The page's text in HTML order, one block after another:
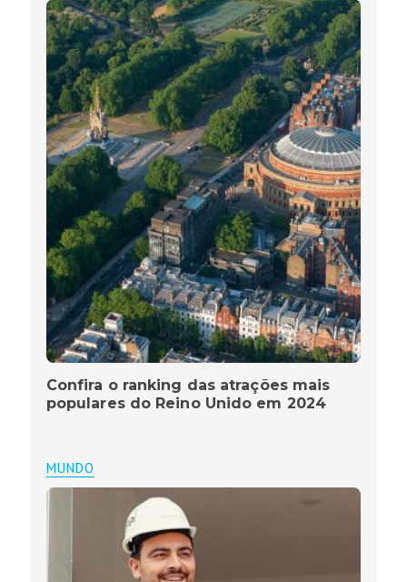
Confira o ranking das atrações mais
populares do Reino Unido em 2024
MUNDO